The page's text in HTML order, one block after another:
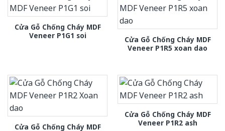
Cửa Gỗ Chống Cháy MDF
Veneer P1G1 soi
Cửa Gỗ Chống Cháy MDF
Veneer P1R5 xoan dao
Cửa Gỗ Chống Cháy MDF
Cửa Gỗ Chống Cháy MDF
Veneer P1R2 ash